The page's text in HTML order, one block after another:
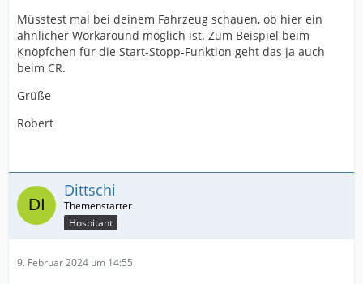
Müsstest mal bei deinem Fahrzeug schauen, ob hier ein
ähnlicher Workaround möglich ist. Zum Beispiel beim
Knöpfchen für die Start-Stopp-Funktion geht das ja auch
beim CR.
Grüße
Robert
Dittschi
Hospitant
9. Februar 2024 um 14:55